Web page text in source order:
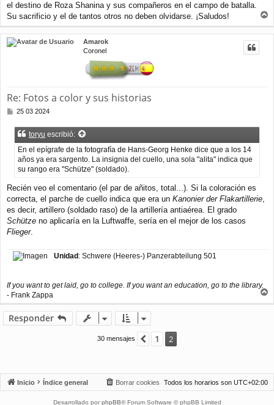
el destino de Roza Shanina y sus compañeros en el campo de batalla.
Su sacrificio y el de tantos otros no deben olvidarse. ¡Saludos!
r
r
Amarok
Coronel
Re: Fotos a color y sus historias
M
n
25 03 2024
toryu escribió:
En el epígrafe de la fotografía de Hans-Georg Henke dice que a los 14
años ya era sargento. La insignia del cuello, una sola "alita" indica que
su rango era "Schütze" (soldado).
Recién veo el comentario (el par de añitos, total...). Si la coloración es
correcta, el parche de cuello indica que era un Kanonier der Flakartillerie
es decir, artillero (soldado raso) de la artillería antiaérea. El grado
Schütze no aplicaría en la Luftwaffe, sería en el mejor de los casos
Flieger.
Unidad: Schwere (Heeres-) Panzerabteilung 501
If you want to get laid, go to college. If you want an education, go to the library.
- Frank Zappa
r
Responder
30 mensajes Anterior
1 2
Inicio Índice general Todos los horarios son UTC+02:00
Borrar cookies
Desarrollado por phpBB® Forum Software © phpBB Limited